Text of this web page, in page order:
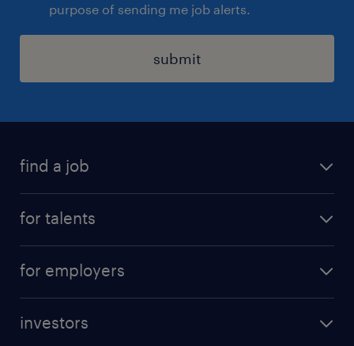
purpose of sending me job alerts.
submit
find a job
for talents
professional career
for employers
investors